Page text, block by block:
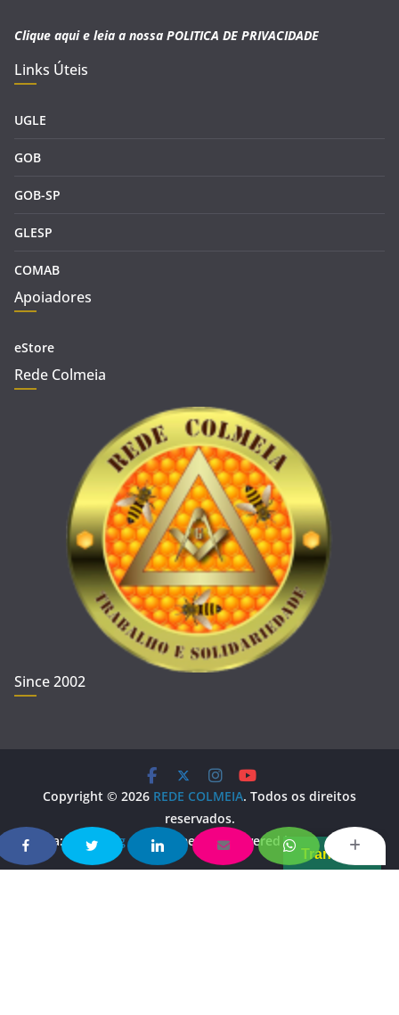
Clique aqui e leia a nossa POLITICA DE PRIVACIDADE
Links Úteis
UGLE
GOB
GOB-SP
GLESP
COMAB
Apoiadores
eStore
Rede Colmeia
Since 2002
Copyright © 2026 REDE COLMEIA. Todos os direitos
reservados.
Tema:ColorMagpor ThemeGrill. Powered by WordPress
Translate